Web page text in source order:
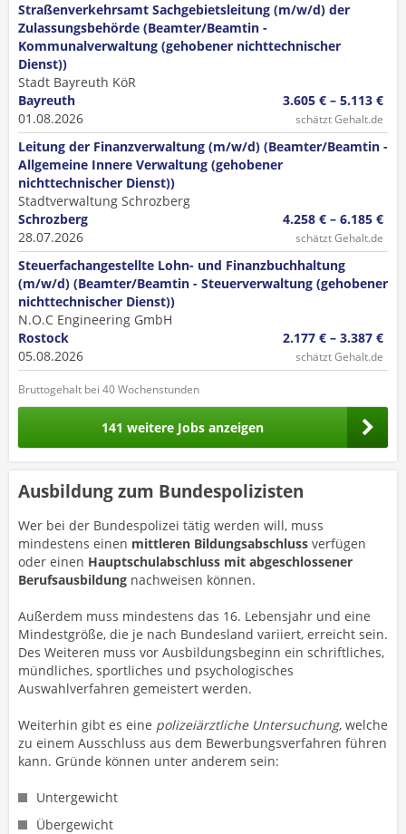
Straßenverkehrsamt Sachgebietsleitung (m/w/d) der
Zulassungsbehörde (Beamter/Beamtin -
Kommunalverwaltung (gehobener nichttechnischer
Dienst))
Stadt Bayreuth KöR
Bayreuth
01.08.2026
3.605 € – 5.113 €
schätzt Gehalt.de
Leitung der Finanzverwaltung (m/w/d) (Beamter/Beamtin -
Allgemeine Innere Verwaltung (gehobener
nichttechnischer Dienst))
Stadtverwaltung Schrozberg
Schrozberg
28.07.2026
4.258 € – 6.185 €
schätzt Gehalt.de
Steuerfachangestellte Lohn- und Finanzbuchhaltung
(m/w/d) (Beamter/Beamtin - Steuerverwaltung (gehobener
nichttechnischer Dienst))
N.O.C Engineering GmbH
Rostock
05.08.2026
2.177 € – 3.387 €
schätzt Gehalt.de
Bruttogehalt bei 40 Wochenstunden
141 weitere Jobs anzeigen
Ausbildung zum Bundespolizisten
Wer bei der Bundespolizei tätig werden will, muss
mindestens einen mittleren Bildungsabschluss verfügen
oder einen Hauptschulabschluss mit abgeschlossener
Berufsausbildung nachweisen können.
Außerdem muss mindestens das 16. Lebensjahr und eine
Mindestgröße, die je nach Bundesland variiert, erreicht sein.
Des Weiteren muss vor Ausbildungsbeginn ein schriftliches,
mündliches, sportliches und psychologisches
Auswahlverfahren gemeistert werden.
Weiterhin gibt es eine polizeiärztliche Untersuchung, welche
zu einem Ausschluss aus dem Bewerbungsverfahren führen
kann. Gründe können unter anderem sein:
Untergewicht
Übergewicht